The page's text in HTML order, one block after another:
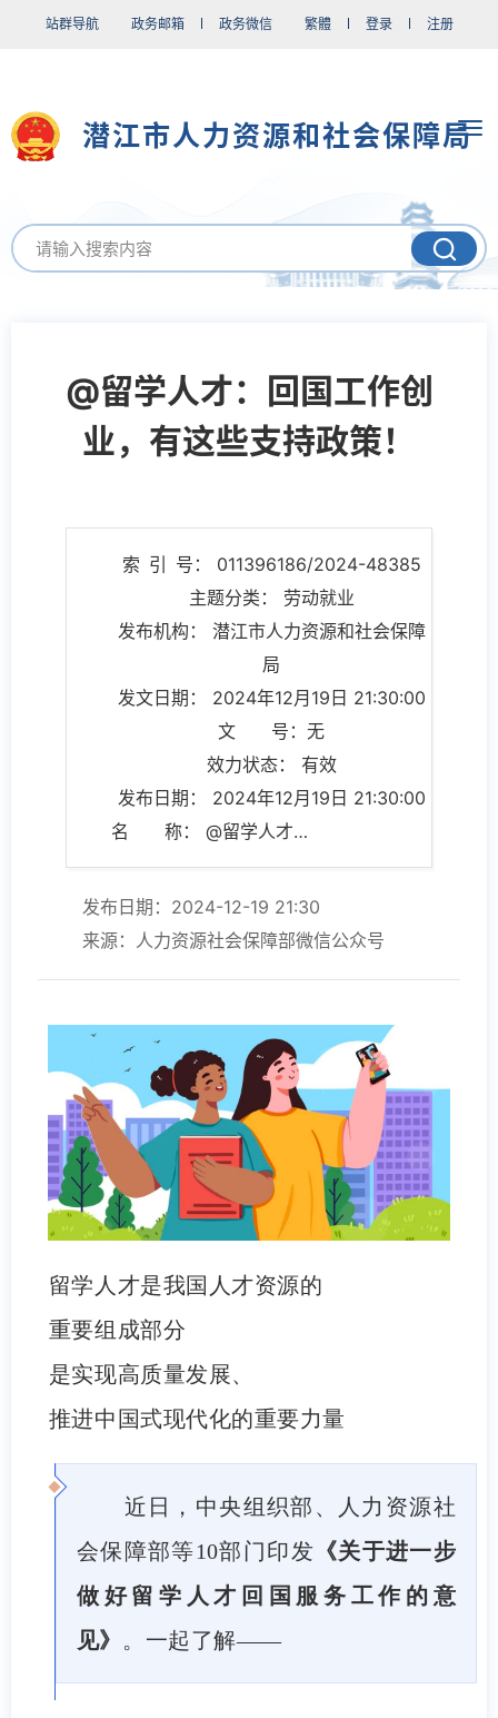
站群导航 政务邮箱 政务微信 繁體 登录 注册
潜江市人力资源和社会保障局
@留学人才：回国工作创
业，有这些支持政策！
索 引 号： 011396186/2024-48385
主题分类： 劳动就业
发布机构： 潜江市人力资源和社会保障
局
发文日期： 2024年12月19日 21:30:00
文 号：无
效力状态： 有效
发布日期： 2024年12月19日 21:30:00
名 称： @留学人才：回国工作创业，有这些支持政策！
发布日期：2024-12-19 21:30
来源：人力资源社会保障部微信公众号
留学人才是我国人才资源的
重要组成部分
是实现高质量发展、
推进中国式现代化的重要力量
近日，中央组织部、人力资源社
会保障部等10部门印发 《关于进一步
做好留学人才回国服务工作的意
见》 。一起了解——